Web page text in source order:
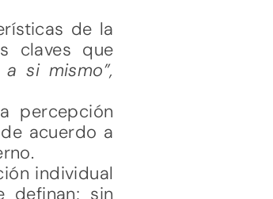
de la
claves que
a si mismo”,
percepción
acuerdo a
individual
definan; sin